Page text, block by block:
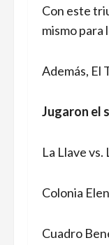
Con este
mismo para
Además, El
Jugaron el
La Llave
Colonia
Cuadro